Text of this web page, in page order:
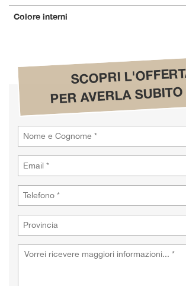
Colore interni
SCOPRI
PER AVERLA
modificare
le
qualsiasi
momento.
Cookie delle preferenze
Cookie per il miglioramento